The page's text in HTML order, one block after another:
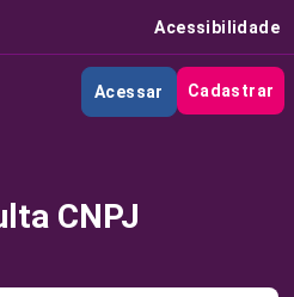
Acessibilidade
Acessar Cadastrar
CNPJ